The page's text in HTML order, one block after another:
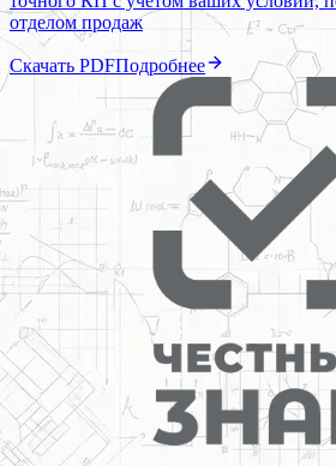
отделом продаж
Скачать PDFПодробнее